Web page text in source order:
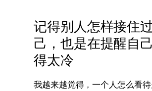
记得别人怎样接住
己，也是在提醒自
得太冷
我越来越觉得，一个人怎么看